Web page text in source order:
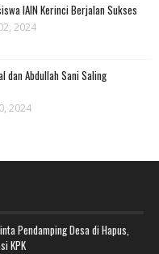
IAIN Kerinci Berjalan Sukses
2024
dan Abdullah Sani Saling
2024
Pendamping Desa di Hapus,
KPK